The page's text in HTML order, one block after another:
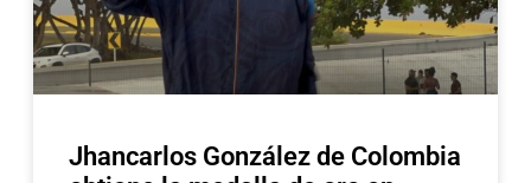
Jhancarlos González de Colombia